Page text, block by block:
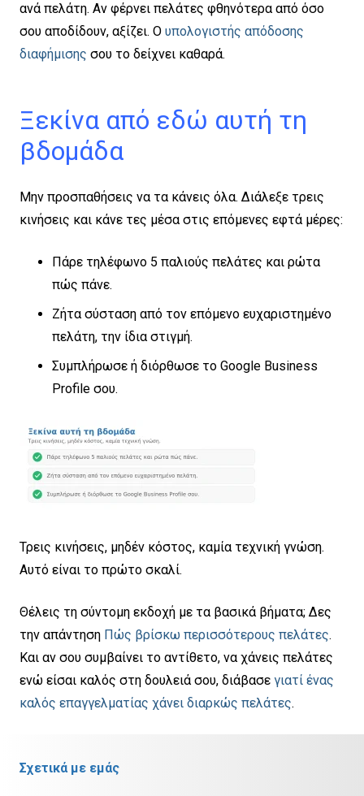
ανά πελάτη. Αν φέρνει πελάτες φθηνότερα από όσο
σου αποδίδουν, αξίζει. Ο υπολογιστής απόδοσης
διαφήμισης σου το δείχνει καθαρά.
Ξεκίνα από εδώ αυτή τη
βδομάδα
Μην προσπαθήσεις να τα κάνεις όλα. Διάλεξε τρεις
κινήσεις και κάνε τες μέσα στις επόμενες εφτά μέρες:
Πάρε τηλέφωνο 5 παλιούς πελάτες και ρώτα
πώς πάνε.
Ζήτα σύσταση από τον επόμενο ευχαριστημένο
πελάτη, την ίδια στιγμή.
Συμπλήρωσε ή διόρθωσε το Google Business
Profile σου.
Τρεις κινήσεις, μηδέν κόστος, καμία τεχνική γνώση.
Αυτό είναι το πρώτο σκαλί.
Θέλεις τη σύντομη εκδοχή με τα βασικά βήματα; Δες
την απάντηση Πώς βρίσκω περισσότερους πελάτες.
Και αν σου συμβαίνει το αντίθετο, να χάνεις πελάτες
ενώ είσαι καλός στη δουλειά σου, διάβασε γιατί ένας
καλός επαγγελματίας χάνει διαρκώς πελάτες.
Σχετικά με εμάς